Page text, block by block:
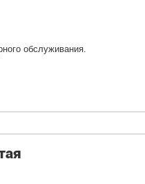
обслуживания.